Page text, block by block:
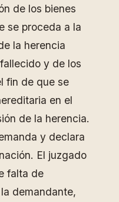
de los bienes
se proceda a la
la herencia
y de los
fin de que se
en el
de la herencia.
y declara
El juzgado
falta de
demandante,